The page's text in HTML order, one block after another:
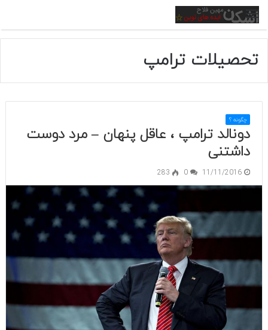
منو
تحصیلات ترامپ
چگونه ؟
دونالد ترامپ ، عاقل پنهان – مرد دوست
داشتنی
11/11/2016
0
283